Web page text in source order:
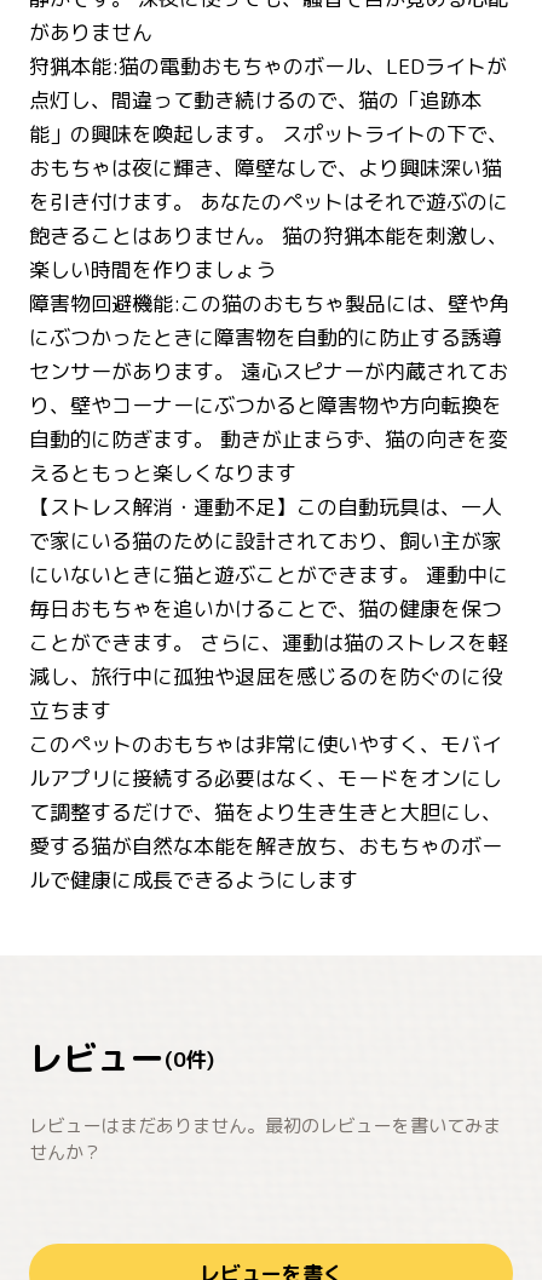
がありません
狩猟本能:猫の電動おもちゃのボール、LEDライトが
点灯し、間違って動き続けるので、猫の「追跡本
能」の興味を喚起します。 スポットライトの下で、
おもちゃは夜に輝き、障壁なしで、より興味深い猫
を引き付けます。 あなたのペットはそれで遊ぶのに
飽きることはありません。 猫の狩猟本能を刺激し、
楽しい時間を作りましょう
障害物回避機能:この猫のおもちゃ製品には、壁や角
にぶつかったときに障害物を自動的に防止する誘導
センサーがあります。 遠心スピナーが内蔵されてお
り、壁やコーナーにぶつかると障害物や方向転換を
自動的に防ぎます。 動きが止まらず、猫の向きを変
えるともっと楽しくなります
【ストレス解消・運動不足】この自動玩具は、一人
で家にいる猫のために設計されており、飼い主が家
にいないときに猫と遊ぶことができます。 運動中に
毎日おもちゃを追いかけることで、猫の健康を保つ
ことができます。 さらに、運動は猫のストレスを軽
減し、旅行中に孤独や退屈を感じるのを防ぐのに役
立ちます
このペットのおもちゃは非常に使いやすく、モバイ
ルアプリに接続する必要はなく、モードをオンにし
て調整するだけで、猫をより生き生きと大胆にし、
愛する猫が自然な本能を解き放ち、おもちゃのボー
ルで健康に成長できるようにします
レビュー(0件)
レビューはまだありません。最初のレビューを書いてみま
せんか？
レビューを書く